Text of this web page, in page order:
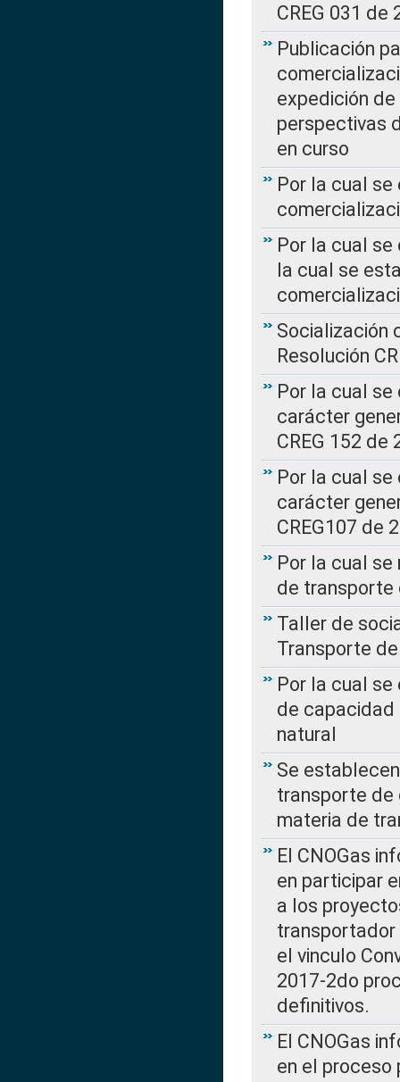
CREG 031 de
Publicación
expedición de
perspectivas
en curso
Por la cual
Por la cual se
la cual se
Socialización
Resolución
Por la cual
carácter
CREG 152 de
Por la cual
carácter
CREG107 de
Por la cual
de transporte
Taller de
Transporte
Por la cual
de capacidad
natural
Se
transporte de
materia de
El CNOGas
en participar
a los
transportador
el vinculo
2017-2do
definitivos.
El CNOGas
en el proceso